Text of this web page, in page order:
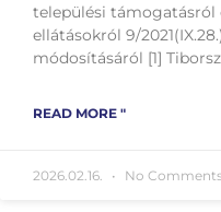
települési támogatásról
ellátásokról 9/
módosításáról [1]
READ MORE "
2026.02.16. No